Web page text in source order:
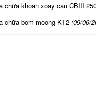
chữa khoan xoay cầu CBIII
chữa bơm moong KT2 (09/06/